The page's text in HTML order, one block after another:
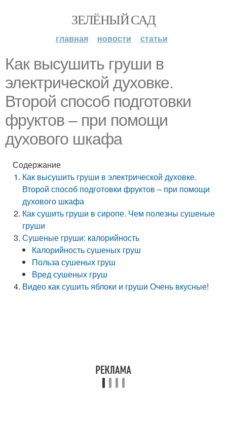
ЗЕЛЁНЫЙ САД
главная новости статьи
Как высушить груши в
электрической духовке.
Второй способ подготовки
фруктов – при помощи
духового шкафа
Содержание
Как высушить груши в электрической духовке.
Второй способ подготовки фруктов – при помощи
духового шкафа
Как сушить груши в сиропе. Чем полезны сушеные
груши
Сушеные груши: калорийность
Калорийность сушеных груш
Польза сушеных груш
Вред сушеных груш
Видео как сушить яблоки и груши Очень вкусные!